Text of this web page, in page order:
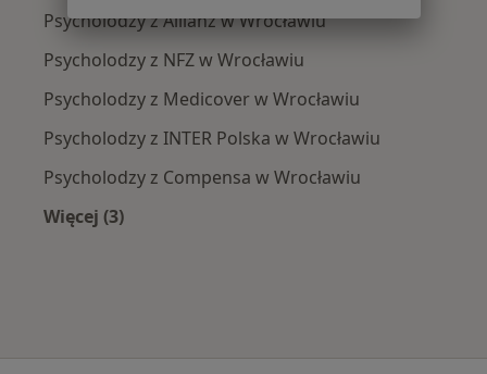
Psycholodzy z Allianz w Wrocławiu
Psycholodzy z NFZ w Wrocławiu
Psycholodzy z Medicover w Wrocławiu
Psycholodzy z INTER Polska w Wrocławiu
Psycholodzy z Compensa w Wrocławiu
Więcej (3)